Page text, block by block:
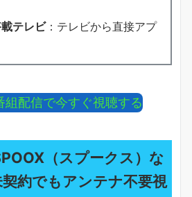
テレビ：テレビから直接アプ
組配信で今すぐ視聴する
（スプークス）な
約でもアンテナ不要視